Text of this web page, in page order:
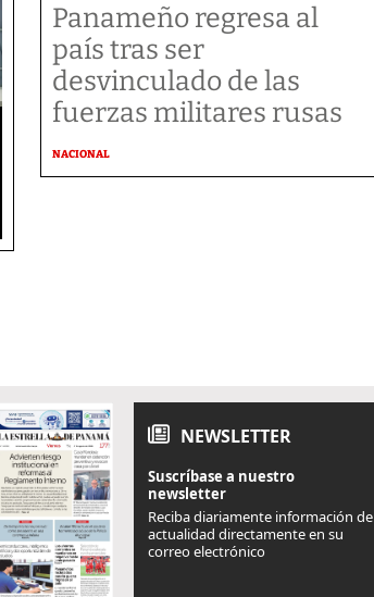
Panameño regresa al
país tras ser
desvinculado de las
fuerzas militares rusas
NACIONAL
NEWSLETTER
Suscríbase a nuestro
newsletter
Reciba diariamente información de
actualidad directamente en su
correo electrónico